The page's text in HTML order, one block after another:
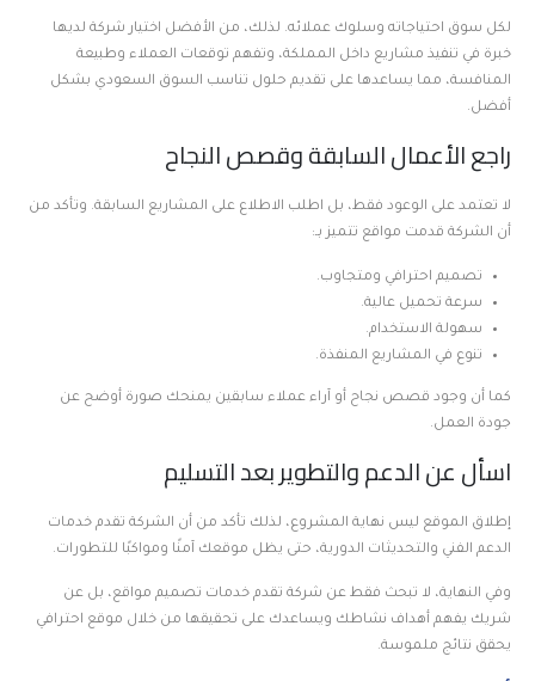
لكل سوق احتياجاته وسلوك عملائه. لذلك، من الأفضل اختيار شركة لديها
خبرة في تنفيذ مشاريع داخل المملكة، وتفهم توقعات العملاء وطبيعة
المنافسة، مما يساعدها على تقديم حلول تناسب السوق السعودي بشكل
أفضل.
راجع الأعمال السابقة وقصص النجاح
لا تعتمد على الوعود فقط، بل اطلب الاطلاع على المشاريع السابقة. وتأكد من
أن الشركة قدمت مواقع تتميز بـ:
تصميم احترافي ومتجاوب.
سرعة تحميل عالية.
سهولة الاستخدام.
تنوع في المشاريع المنفذة.
كما أن وجود قصص نجاح أو آراء عملاء سابقين يمنحك صورة أوضح عن
جودة العمل.
اسأل عن الدعم والتطوير بعد التسليم
إطلاق الموقع ليس نهاية المشروع، لذلك تأكد من أن الشركة تقدم خدمات
الدعم الفني والتحديثات الدورية، حتى يظل موقعك آمنًا ومواكبًا للتطورات.
وفي النهاية، لا تبحث فقط عن شركة تقدم خدمات تصميم مواقع، بل عن
شريك يفهم أهداف نشاطك ويساعدك على تحقيقها من خلال موقع احترافي
يحقق نتائج ملموسة.